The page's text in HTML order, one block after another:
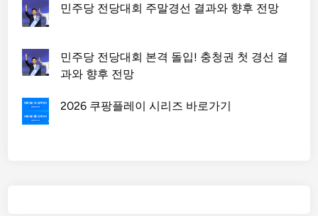
민주당 전당대회 주말경선 결과와 향후 전망
민주당 전당대회 본격 돌입! 충청권 첫 경선 결
과와 향후 전망
2026 쿠팡플레이 시리즈 바로가기